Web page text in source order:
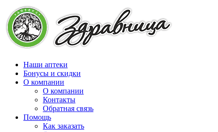
Наши аптеки
Бонусы и скидки
О компании
О компании
Контакты
Обратная связь
Помощь
Как заказать